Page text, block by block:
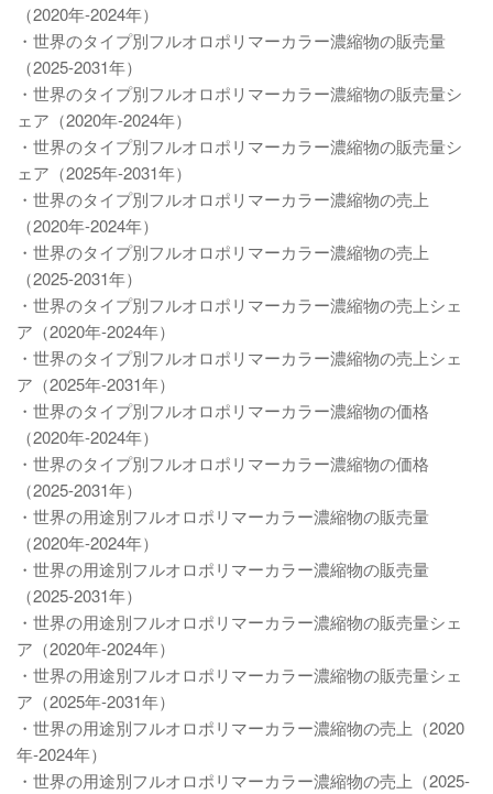
（2020年-2024年）
・世界のタイプ別フルオロポリマーカラー濃縮物の販売量
（2025-2031年）
・世界のタイプ別フルオロポリマーカラー濃縮物の販売量シ
ェア（2020年-2024年）
・世界のタイプ別フルオロポリマーカラー濃縮物の販売量シ
ェア（2025年-2031年）
・世界のタイプ別フルオロポリマーカラー濃縮物の売上
（2020年-2024年）
・世界のタイプ別フルオロポリマーカラー濃縮物の売上
（2025-2031年）
・世界のタイプ別フルオロポリマーカラー濃縮物の売上シェ
ア（2020年-2024年）
・世界のタイプ別フルオロポリマーカラー濃縮物の売上シェ
ア（2025年-2031年）
・世界のタイプ別フルオロポリマーカラー濃縮物の価格
（2020年-2024年）
・世界のタイプ別フルオロポリマーカラー濃縮物の価格
（2025-2031年）
・世界の用途別フルオロポリマーカラー濃縮物の販売量
（2020年-2024年）
・世界の用途別フルオロポリマーカラー濃縮物の販売量
（2025-2031年）
・世界の用途別フルオロポリマーカラー濃縮物の販売量シェ
ア（2020年-2024年）
・世界の用途別フルオロポリマーカラー濃縮物の販売量シェ
ア（2025年-2031年）
・世界の用途別フルオロポリマーカラー濃縮物の売上（2020
年-2024年）
・世界の用途別フルオロポリマーカラー濃縮物の売上（2025-